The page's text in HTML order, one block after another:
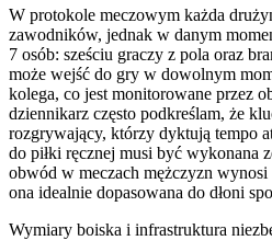
W protokole meczowym każda
zawodników, jednak w danym
7 osób: sześciu graczy z pola oraz
może wejść do gry w dowolnym
kolega, co jest monitorowane przez
dziennikarz często podkreślam, że
rozgrywający, którzy dyktują tempo
do piłki ręcznej musi być wykonana
obwód w meczach mężczyzn
ona idealnie dopasowana do dłoni
Wymiary boiska i infrastruktura